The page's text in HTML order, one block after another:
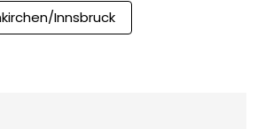
Innsbruck